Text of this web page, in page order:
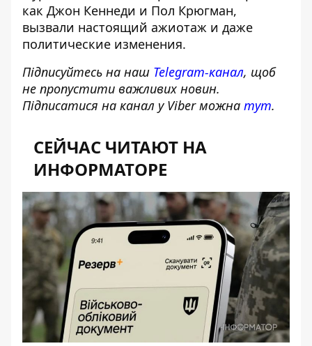
как Джон Кеннеди и Пол Крюгман,
вызвали настоящий ажиотаж и даже
политические изменения.
Підписуйтесь на наш Telegram-канал, щоб
не пропустити важливих новин.
Підписатися на канал у Viber можна тут.
СЕЙЧАС ЧИТАЮТ НА
ИНФОРМАТОРЕ